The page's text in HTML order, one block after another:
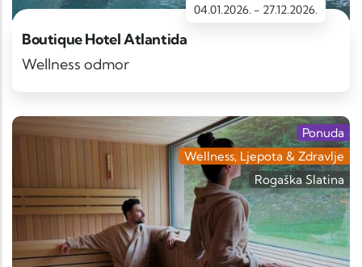
04.01.2026. - 27.12.2026.
Boutique Hotel Atlantida
Wellness odmor
Ponuda
Wellness, Ljepota & Zdravlje
Rogaška Slatina